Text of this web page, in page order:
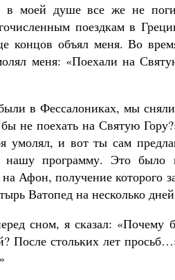
в моей душе все же не
поездкам в
концов объял меня. Во
меня: «Поехали на
в Фессалониках, мы
не поехать на Святую
умолял, и вот ты сам
нашу программу. Это было
Афон, получение которого
Ватопед на несколько
сном, я сказал: «Почему
После стольких лет